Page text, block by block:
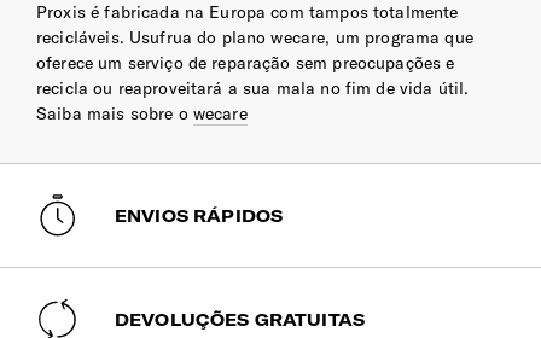
Proxis é fabricada na Europa com tampos totalmente
recicláveis. Usufrua do plano wecare, um programa que
oferece um serviço de reparação sem preocupações e
recicla ou reaproveitará a sua mala no fim de vida útil.
Saiba mais sobre o wecare
ENVIOS RÁPIDOS
DEVOLUÇÕES GRATUITAS